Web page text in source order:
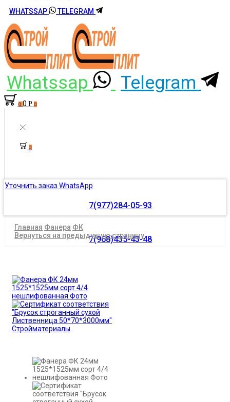
WHATSSAP
TELEGRAM
Whatssap Telegram
00Р 0
0
Уточнить заказ WhatsApp
7(977)284-05-93
7(968)435-43-48
Главная Фанера ФК
Вернуться на предыдущую страницу